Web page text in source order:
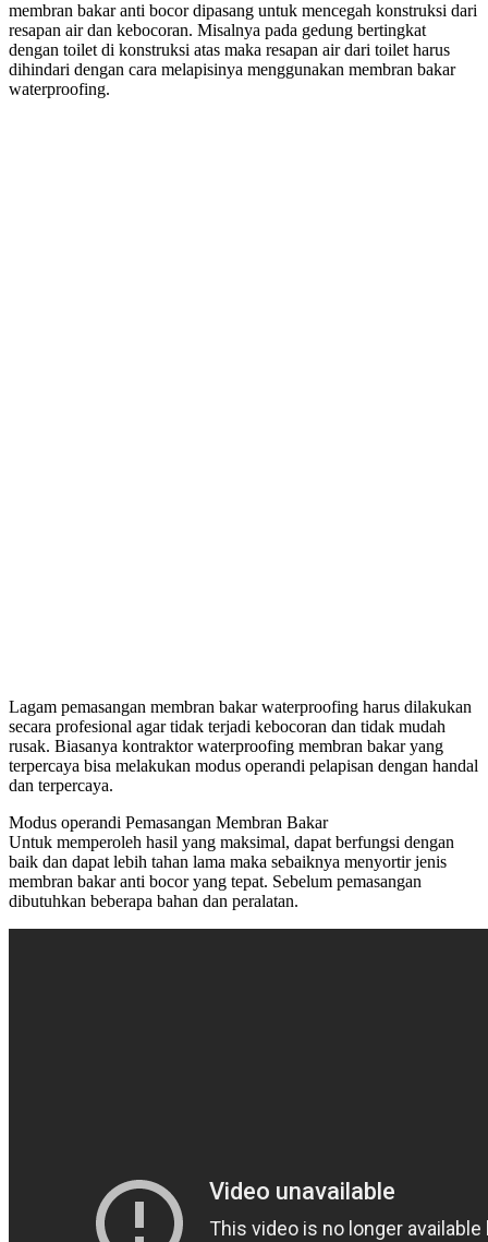
membran bakar anti bocor dipasang untuk mencegah konstruksi dari
resapan air dan kebocoran. Misalnya pada gedung bertingkat
dengan toilet di konstruksi atas maka resapan air dari toilet harus
dihindari dengan cara melapisinya menggunakan membran bakar
waterproofing.
Lagam pemasangan membran bakar waterproofing harus dilakukan
secara profesional agar tidak terjadi kebocoran dan tidak mudah
rusak. Biasanya kontraktor waterproofing membran bakar yang
terpercaya bisa melakukan modus operandi pelapisan dengan handal
dan terpercaya.
Modus operandi Pemasangan Membran Bakar
Untuk memperoleh hasil yang maksimal, dapat berfungsi dengan
baik dan dapat lebih tahan lama maka sebaiknya menyortir jenis
membran bakar anti bocor yang tepat. Sebelum pemasangan
dibutuhkan beberapa bahan dan peralatan.